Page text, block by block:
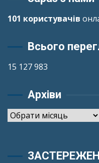
101 користувачів
Всього
15 127 983
Архіви
Архіви